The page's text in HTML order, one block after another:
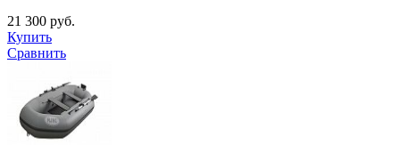
21 300 руб.
Купить
Сравнить